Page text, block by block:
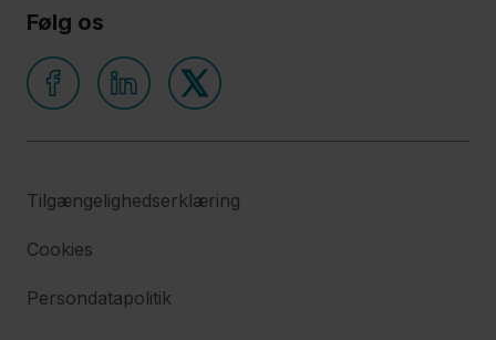
Følg os
Tilgængelighedserklæring
Cookies
Persondatapolitik